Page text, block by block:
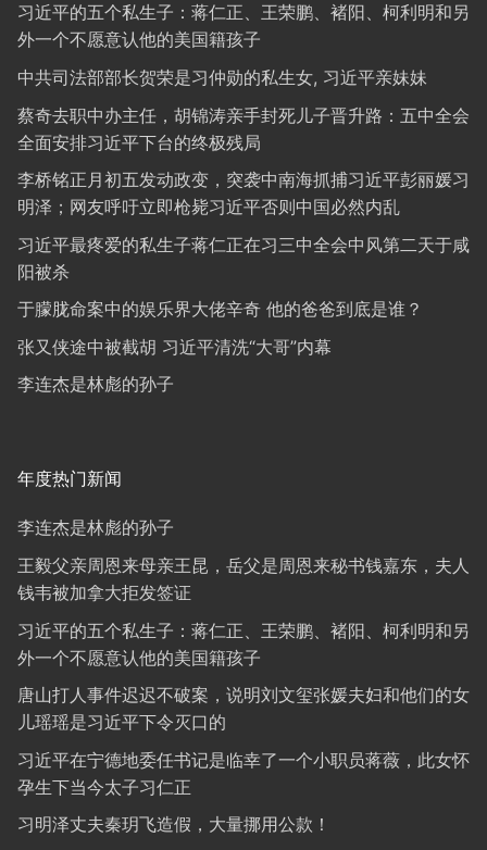
习近平的五个私生子：蒋仁正、王荣鹏、褚阳、柯利明和另
外一个不愿意认他的美国籍孩子
中共司法部部长贺荣是习仲勋的私生女, 习近平亲妹妹
蔡奇去职中办主任，胡锦涛亲手封死儿子晋升路：五中全会
全面安排习近平下台的终极残局
李桥铭正月初五发动政变，突袭中南海抓捕习近平彭丽媛习
明泽；网友呼吁立即枪毙习近平否则中国必然内乱
习近平最疼爱的私生子蒋仁正在习三中全会中风第二天于咸
阳被杀
于朦胧命案中的娱乐界大佬辛奇 他的爸爸到底是谁？
张又侠途中被截胡 习近平清洗“大哥”内幕
李连杰是林彪的孙子
年度热门新闻
李连杰是林彪的孙子
王毅父亲周恩来母亲王昆，岳父是周恩来秘书钱嘉东，夫人
钱韦被加拿大拒发签证
习近平的五个私生子：蒋仁正、王荣鹏、褚阳、柯利明和另
外一个不愿意认他的美国籍孩子
唐山打人事件迟迟不破案，说明刘文玺张媛夫妇和他们的女
儿瑶瑶是习近平下令灭口的
习近平在宁德地委任书记是临幸了一个小职员蒋薇，此女怀
孕生下当今太子习仁正
习明泽丈夫秦玥飞造假，大量挪用公款！